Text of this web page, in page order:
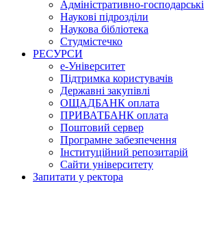
Адміністративно-господарські
Наукові підрозділи
Наукова бібліотека
Студмістечко
РЕСУРСИ
е-Університет
Підтримка користувачів
Державні закупівлі
ОЩАДБАНК оплата
ПРИВАТБАНК оплата
Поштовий сервер
Програмне забезпечення
Інституційний репозитарій
Сайти університету
Запитати у ректора